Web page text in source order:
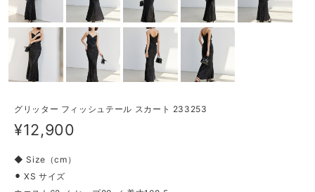
グリッター フィッシュテール スカート 233253
¥12,900
◆ Size（cm）
⚫︎ XS サイズ